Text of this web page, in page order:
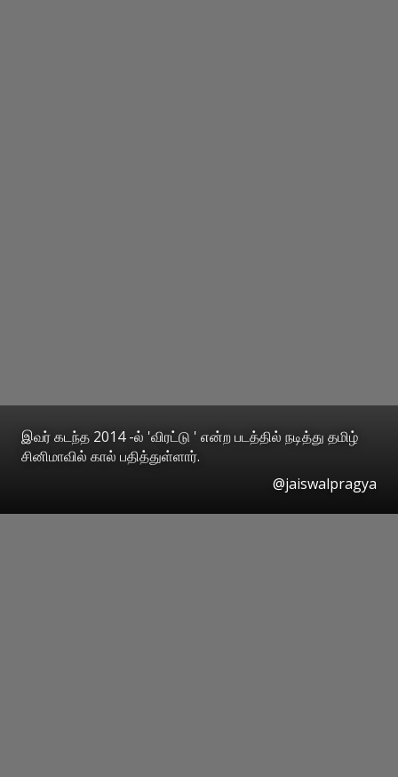
இவர் கடந்த 2014 -ல் 'விரட்டு ' என்ற படத்தில் நடித்து தமிழ்
சினிமாவில் கால் பதித்துள்ளார்.
@jaiswalpragya